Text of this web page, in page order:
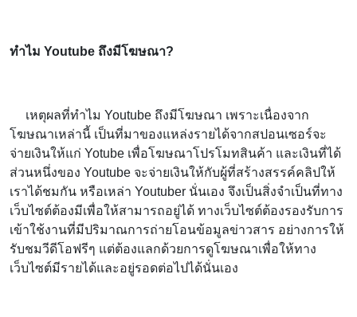
ทําไม Youtube ถึงมีโฆษณา?
เหตุผลที่ทำไม Youtube ถึงมีโฆษณา เพราะเนื่องจาก
โฆษณาเหล่านี้ เป็นที่มาของแหล่งรายได้จากสปอนเซอร์จะ
จ่ายเงินให้แก่ Yotube เพื่อโฆษณาโปรโมทสินค้า และเงินที่ได้
ส่วนหนึ่งของ Youtube จะจ่ายเงินให้กับผู้ที่สร้างสรรค์คลิปให้
เราได้ชมกัน หรือเหล่า Youtuber นั่นเอง จึงเป็นสิ่งจำเป็นที่ทาง
เว็บไซต์ต้องมีเพื่อให้สามารถอยู่ได้ ทางเว็บไซต์ต้องรองรับการ
เข้าใช้งานที่มีปริมาณการถ่ายโอนข้อมูลข่าวสาร อย่างการให้
รับชมวีดีโอฟรีๆ แต่ต้องแลกด้วยการดูโฆษณาเพื่อให้ทาง
เว็บไซต์มีรายได้และอยู่รอดต่อไปได้นั่นเอง